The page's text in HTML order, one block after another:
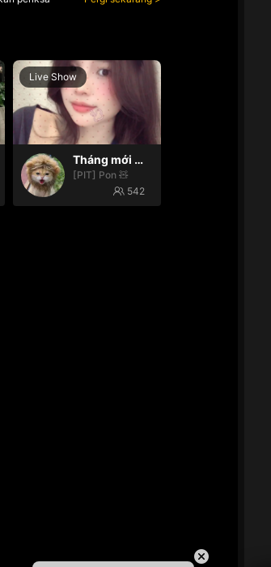
Live Show
Tháng mới đơm đơm 🔥
[PIT] Pon 🧸
542